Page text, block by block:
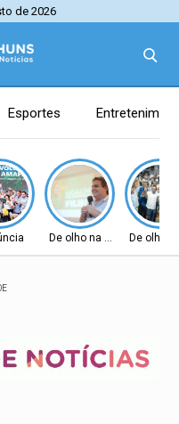
de 2026
Esportes
De olho na AlepeDe olho